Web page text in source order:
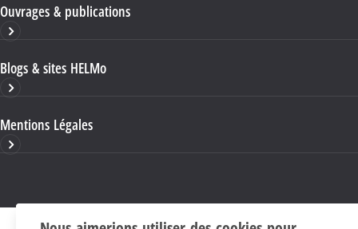
Ouvrages & publications
Blogs & sites HELMo
Mentions Légales